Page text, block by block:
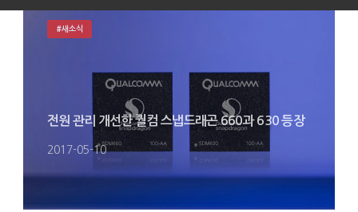
전원 관리 개선한 퀄컴 스냅드래곤 660과 630 등장
2017-05-10
#새소식